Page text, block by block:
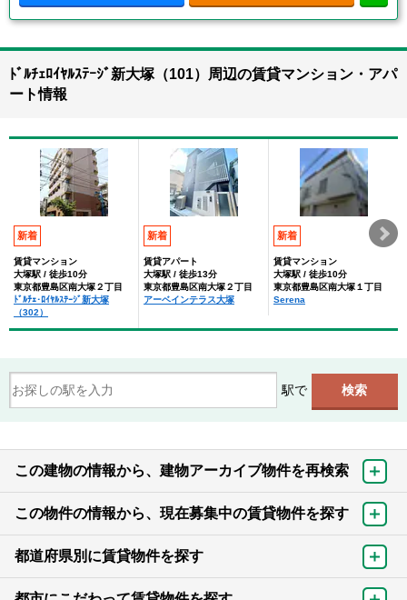
ﾄﾞﾙﾁｪﾛｲﾔﾙｽﾃｰｼﾞ新大塚（101）周辺の賃貸マンション・アパ
ート情報
新着
賃貸マンション
大塚駅 / 徒歩10分
東京都豊島区南大塚２丁目
ﾄﾞﾙﾁｪ･ﾛｲﾔﾙｽﾃｰｼﾞ新大塚
（302）
新着
賃貸アパート
大塚駅 / 徒歩13分
東京都豊島区南大塚２丁目
アーベインテラス大塚
新着
賃貸マンション
大塚駅 / 徒歩10分
東京都豊島区南大塚１丁目
Serena
駅で
この建物の情報から、建物アーカイブ物件を再検索
この物件の情報から、現在募集中の賃貸物件を探す
都道府県別に賃貸物件を探す